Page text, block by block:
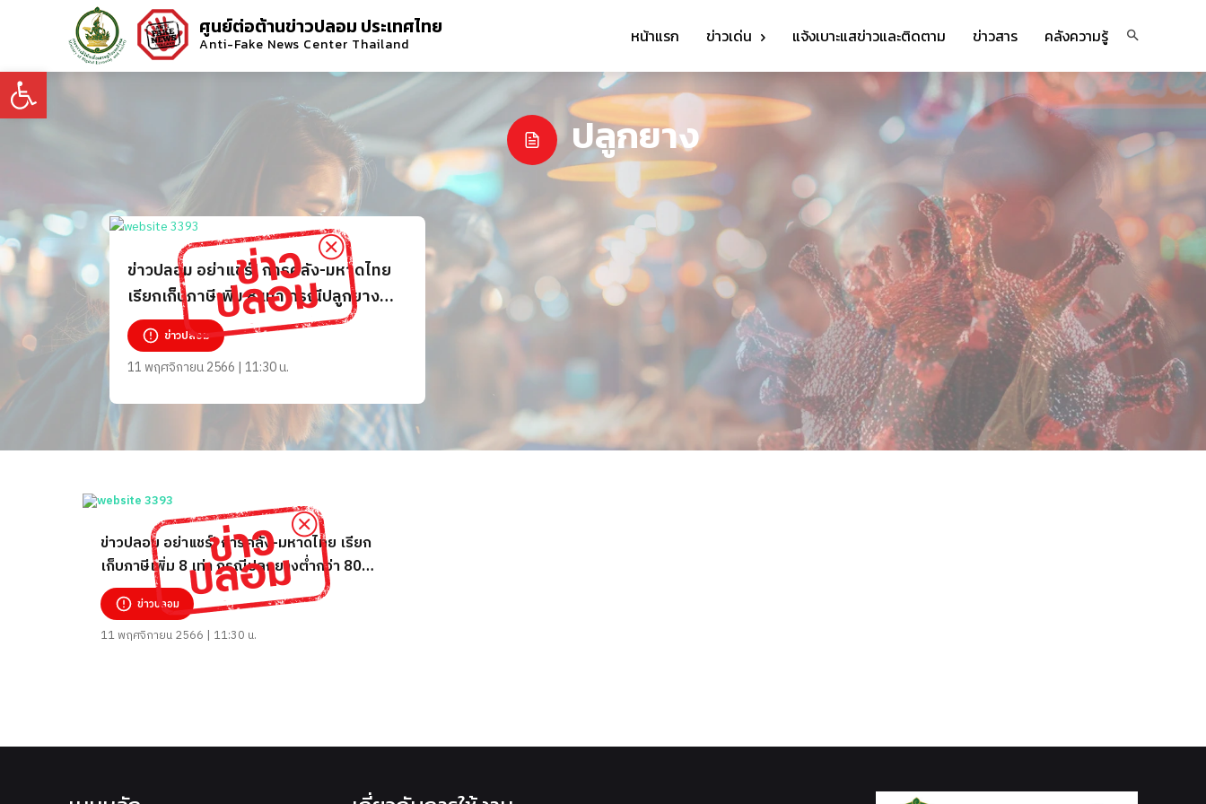
Open toolbar
ศูนย์ต่อต้านข่าวปลอม ประเทศไทย
Anti-Fake News Center Thailand หน้าแรก ข่าวเด่น แจ้งเบาะแสข่าวและติดตาม ข่าวสาร คลังความรู้
ปลูกยาง
ข่าวปลอม อย่าแชร์! การคลัง-มหาดไทย
เรียกเก็บภาษีเพิ่ม 8 เท่า กรณีปลูกยางต่ำ
กว่า 80 ต้น/ไร่
ข่าวปลอม
11 พฤศจิกายน 2566 | 11:30 น.
ข่าวปลอม อย่าแชร์! การคลัง-มหาดไทย เรียก
เก็บภาษีเพิ่ม 8 เท่า กรณีปลูกยางต่ำกว่า 80
ต้น/ไร่
ข่าวปลอม
11 พฤศจิกายน 2566 | 11:30 น.